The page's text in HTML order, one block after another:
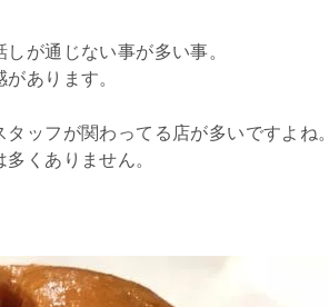
が通じない事が多い事。
あります。
ッフが関わってる店が多いですよね。
くありません。